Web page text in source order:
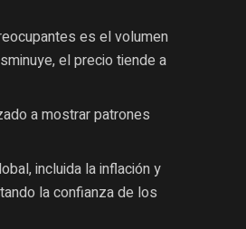
es el volumen
el precio tiende a
a mostrar patrones
incluida la inflación y
la confianza de los